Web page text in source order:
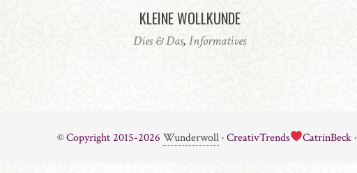
KLEINE WOLLKUNDE
Dies & Das, Informatives
© Copyright 2015-2026 Wunderwoll· CreativTrends CatrinBeck